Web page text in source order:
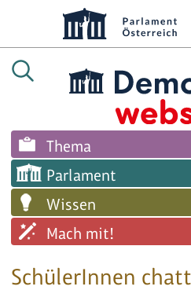
Thema
Parlament
Wissen
Mach mit!
SchülerInnen